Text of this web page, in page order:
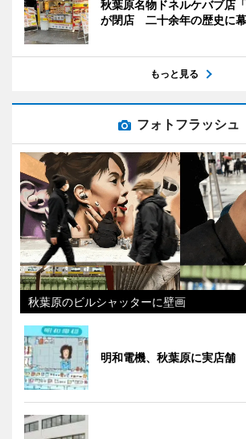
秋葉原名物ドネルケバブ店
が閉店 二十余年の歴史に幕
もっと見る
フォトフラッシュ
秋葉原のビルシャッターに壁画
明和電機、秋葉原に実店舗